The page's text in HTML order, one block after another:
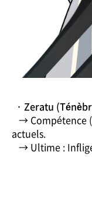
· Zeratu
→ Compétence
actuels.
→ Ultime :